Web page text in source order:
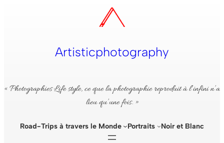
Artisticphotography
« Photographies Life style, ce que la photographie reproduit à l’infini n’a
lieu qu’une fois. »
Road-Trips à travers le Monde Portraits Noir et Blanc